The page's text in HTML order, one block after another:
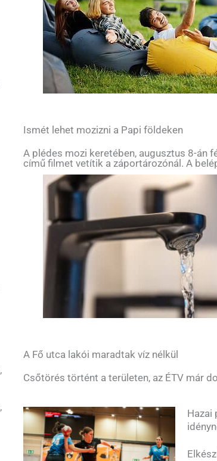
Ismét lehet mozizni a Papi földeken
A plédes mozi keretében, augusztus 8-án
című filmet vetítik a záportározónál. A
A Fő utca lakói maradtak víz nélkül
Csőtörés történt a területen, az ÉTV már
Hazai